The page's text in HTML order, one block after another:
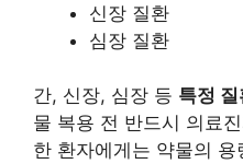
신장 질환
심장 질환
간, 신장, 심장 등 특정 질
물 복용 전 반드시 의료
한 환자에게는 약물의